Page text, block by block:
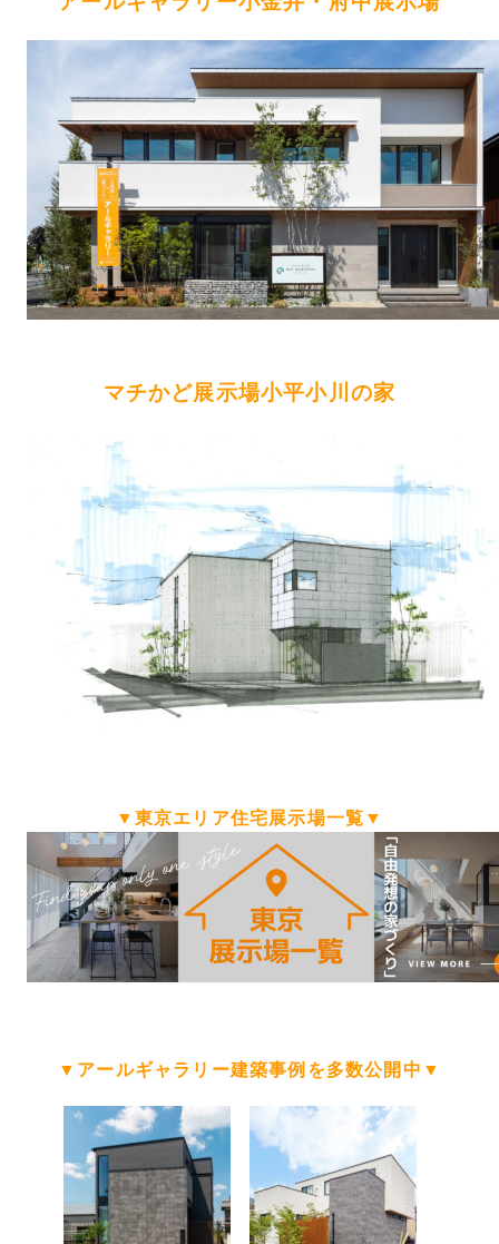
マチかど展示場小平小川の家
▼東京エリア住宅展示場一覧▼
▼アールギャラリー建築事例を多数公開中▼